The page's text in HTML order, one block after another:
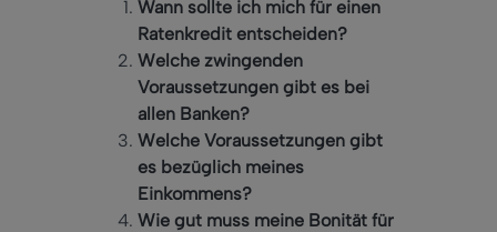
Wann sollte ich mich für einen
Ratenkredit entscheiden?
Welche zwingenden
Voraussetzungen gibt es bei
allen Banken?
Welche Voraussetzungen gibt
es bezüglich meines
Einkommens?
Wie gut muss meine Bonität für